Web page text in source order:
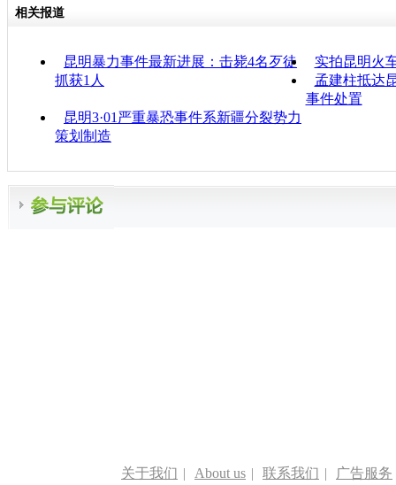
相关报道
昆明暴力事件最新进展：击毙4名歹徒
抓获1人
实拍昆明火
孟建柱抵达
事件处置
昆明3·01严重暴恐事件系新疆分裂势力
策划制造
关于我们 | About us | 联系我们 | 广告服务